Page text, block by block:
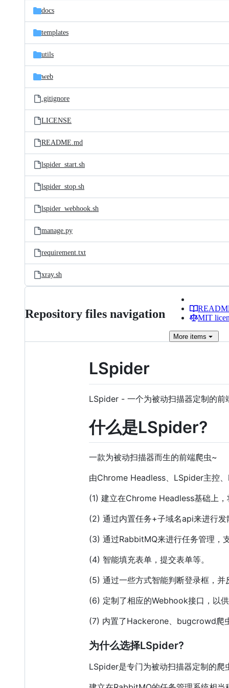
docs
templates
utils
web
.gitignore
LICENSE
README.md
lspider_start.sh
lspider_stop.sh
lspider_webhook.sh
manage.py
requirement.txt
xray.sh
Repository files navigation
MIT
More items
LSpider
LSpider - 一个为被动扫描器定制的前
什么是LSpider?
一款为被动扫描器而生的前端爬虫~
由Chrome Headless、LSpider主控
(1) 建立在Chrome Headless基础上，
(2) 通过内置任务+子域名api来进行发
(3) 通过RabbitMQ来进行任务管理，
(4) 智能填充表单，提交表单等。
(5) 通过一些方式智能判断登录框，并
(6) 定制了相应的Webhook接口，以
(7) 内置了Hackerone、bugcrowd爬
为什么选择LSpider?
LSpider是专门为被动扫描器定制的爬